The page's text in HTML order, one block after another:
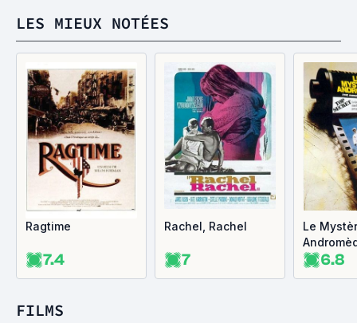
LES MIEUX NOTÉES
Ragtime
7.4
Rachel, Rachel
7
Le
6.8
FILMS